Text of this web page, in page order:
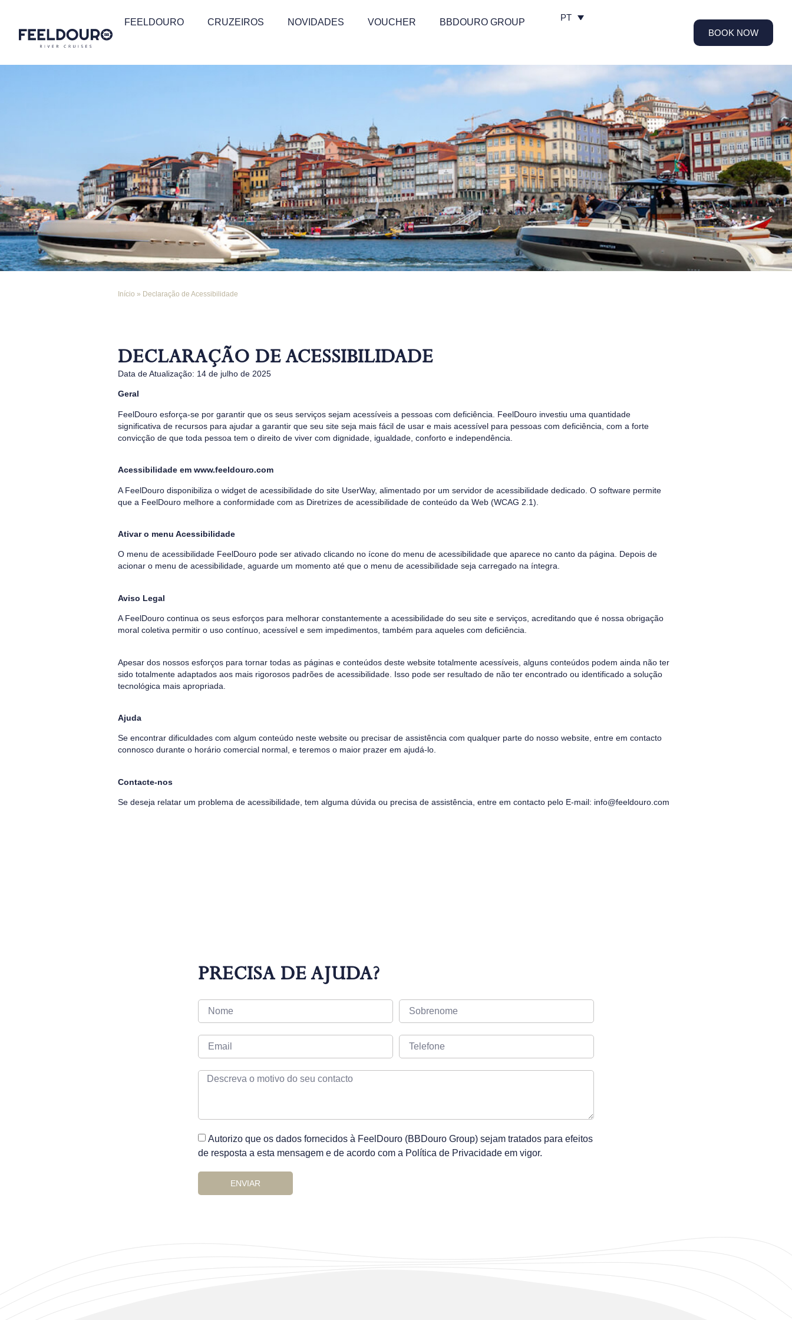
FEELDOURO CRUZEIROS NOVIDADES VOUCHER BBDOURO GROUP
PT
BOOK NOW
Início » Declaração de Acessibilidade
DECLARAÇÃO DE ACESSIBILIDADE
Data de Atualização: 14 de julho de 2025
Geral
FeelDouro esforça-se por garantir que os seus serviços sejam acessíveis a pessoas com deficiência. FeelDouro investiu uma quantidade
significativa de recursos para ajudar a garantir que seu site seja mais fácil de usar e mais acessível para pessoas com deficiência, com a forte
convicção de que toda pessoa tem o direito de viver com dignidade, igualdade, conforto e independência.
Acessibilidade em www.feeldouro.com
A FeelDouro disponibiliza o widget de acessibilidade do site UserWay, alimentado por um servidor de acessibilidade dedicado. O software permite
que a FeelDouro melhore a conformidade com as Diretrizes de acessibilidade de conteúdo da Web (WCAG 2.1).
Ativar o menu Acessibilidade
O menu de acessibilidade FeelDouro pode ser ativado clicando no ícone do menu de acessibilidade que aparece no canto da página. Depois de
acionar o menu de acessibilidade, aguarde um momento até que o menu de acessibilidade seja carregado na íntegra.
Aviso Legal
A FeelDouro continua os seus esforços para melhorar constantemente a acessibilidade do seu site e serviços, acreditando que é nossa obrigação
moral coletiva permitir o uso contínuo, acessível e sem impedimentos, também para aqueles com deficiência.
Apesar dos nossos esforços para tornar todas as páginas e conteúdos deste website totalmente acessíveis, alguns conteúdos podem ainda não ter
sido totalmente adaptados aos mais rigorosos padrões de acessibilidade. Isso pode ser resultado de não ter encontrado ou identificado a solução
tecnológica mais apropriada.
Ajuda
Se encontrar dificuldades com algum conteúdo neste website ou precisar de assistência com qualquer parte do nosso website, entre em contacto
connosco durante o horário comercial normal, e teremos o maior prazer em ajudá-lo.
Contacte-nos
Se deseja relatar um problema de acessibilidade, tem alguma dúvida ou precisa de assistência, entre em contacto pelo E-mail: info@feeldouro.com
PRECISA DE AJUDA?
Autorizo que os dados fornecidos à FeelDouro (BBDouro Group) sejam tratados para efeitos
de resposta a esta mensagem e de acordo com a Política de Privacidade em vigor.
ENVIAR